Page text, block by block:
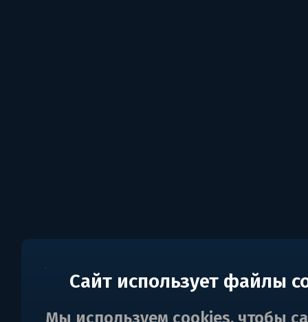
Сайт использует файлы
Мы используем cookies, чтобы